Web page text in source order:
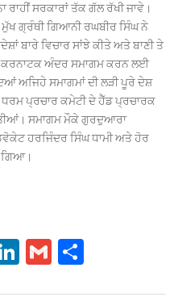
ਸਰਕਾਰਾਂ ਤੱਕ ਗੱਲ ਰੱਖੀ ਜਾਵੇ।
ਗ੍ਰੰਥੀ ਗਿਆਨੀ ਰਘਬੀਰ ਸਿੰਘ ਨੇ
ਬਾਰੇ ਵਿਚਾਰ ਸਾਂਝੇ ਕੀਤੇ ਅਤੇ ਬਾਣੀ ਤੇ
ਕਰਨਾਟਕ ਅੰਦਰ ਸਮਾਗਮ ਕਰਨ ਲਈ
ਅਜਿਹੇ ਸਮਾਗਮਾਂ ਦੀ ਲੜੀ ਪੂਰੇ ਦੇਸ਼
ਪ੍ਰਚਾਰ ਕਮੇਟੀ ਦੇ ਹੈੱਡ ਪ੍ਰਚਾਰਕ
ਸਮਾਗਮ ਮੌਕੇ ਗੁਰਦੁਆਰਾ
ਹਰਜਿੰਦਰ ਸਿੰਘ ਧਾਮੀ ਅਤੇ ਹੋਰ
ਗਿਆ।
Li
G